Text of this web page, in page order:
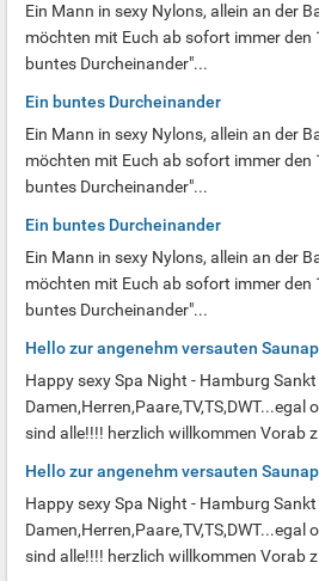
Ein Mann in sexy Nylons, allein an der
möchten mit Euch ab sofort immer
buntes Durcheinander"...
Ein buntes Durcheinander
Ein Mann in sexy Nylons, allein an der
möchten mit Euch ab sofort immer
buntes Durcheinander"...
Ein buntes Durcheinander
Ein Mann in sexy Nylons, allein an der
möchten mit Euch ab sofort immer
buntes Durcheinander"...
Hello zur angenehm versauten
Happy sexy Spa Night - Hamburg Sankt
Damen,Herren,Paare,TV,TS,DWT...egal
sind alle!!!! herzlich willkommen Vorab
Hello zur angenehm versauten
Happy sexy Spa Night - Hamburg Sankt
Damen,Herren,Paare,TV,TS,DWT...egal
sind alle!!!! herzlich willkommen Vorab